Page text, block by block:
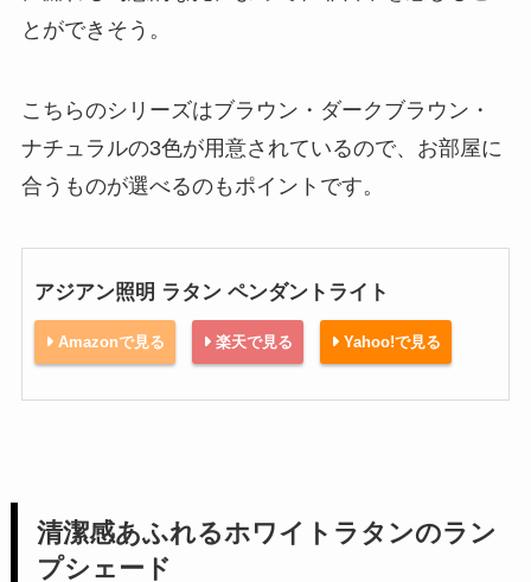
とができそう。
こちらのシリーズはブラウン・ダークブラウン・
ナチュラルの3色が用意されているので、お部屋に
合うものが選べるのもポイントです。
アジアン照明 ラタン ペンダントライト
Amazonで見る 楽天で見る Yahoo!で見る
清潔感あふれるホワイトラタンのラン
プシェード